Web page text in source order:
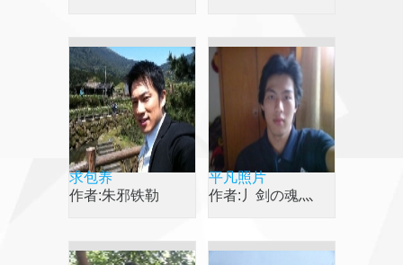
求包养
作者:朱邪铁勒
平凡照片
作者:丿剑の魂灬